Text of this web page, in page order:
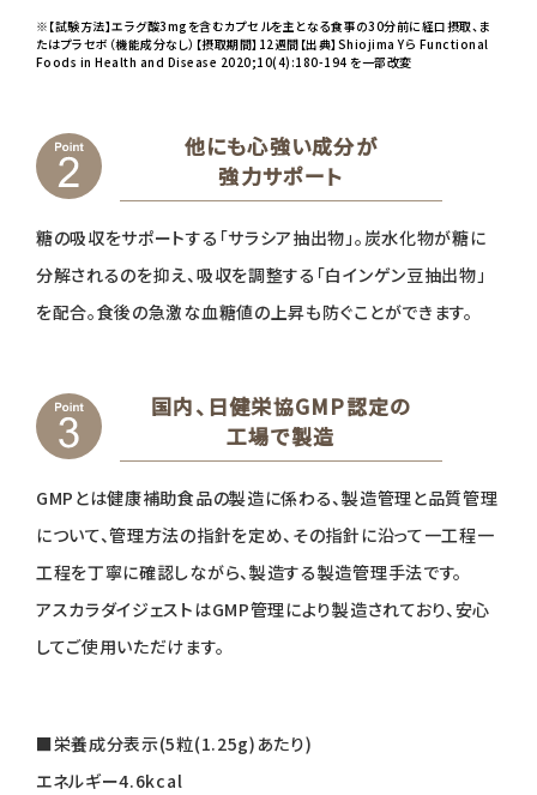
※【試験方法】エラグ酸3mgを含むカプセルを主となる食事の30分前に経口摂取、ま
たはプラセボ（機能成分なし）【摂取期間】12週間【出典】Shiojima Yら Functional
Foods in Health and Disease 2020;10(4):180-194 を一部改変
他にも心強い成分が
強力サポート
糖の吸収をサポートする「サラシア抽出物」。炭水化物が糖に
分解されるのを抑え、吸収を調整する「白インゲン豆抽出物」
を配合。食後の急激な血糖値の上昇も防ぐことができます。
国内、日健栄協GMP認定の
工場で製造
GMPとは健康補助食品の製造に係わる、製造管理と品質管理
について、管理方法の指針を定め、その指針に沿って一工程一
工程を丁寧に確認しながら、製造する製造管理手法です。
アスカラダイジェストはGMP管理により製造されており、安心
してご使用いただけます。
■栄養成分表示(5粒(1.25g)あたり)
エネルギー4.6kcal